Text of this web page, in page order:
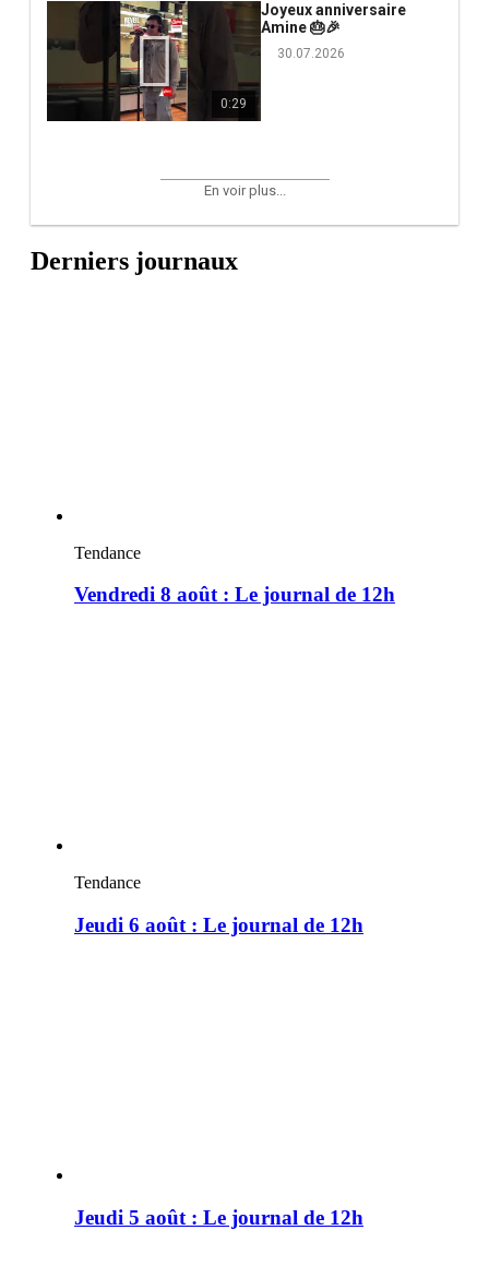
0:29
Joyeux anniversaire
Amine 🎂🎉
30.07.2026
En voir plus...
Derniers journaux
Tendance
Vendredi 8 août : Le journal de 12h
Tendance
Jeudi 6 août : Le journal de 12h
Jeudi 5 août : Le journal de 12h